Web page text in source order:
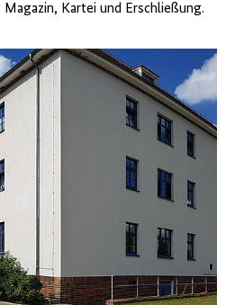
Kartei und Erschließung.